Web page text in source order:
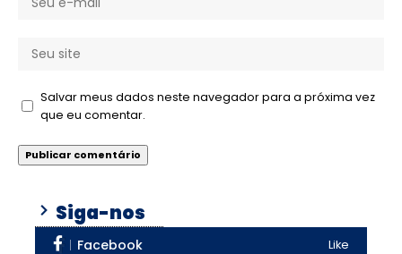
Salvar meus dados neste navegador para a próxima vez
que eu comentar.
Siga-nos
Facebook Like